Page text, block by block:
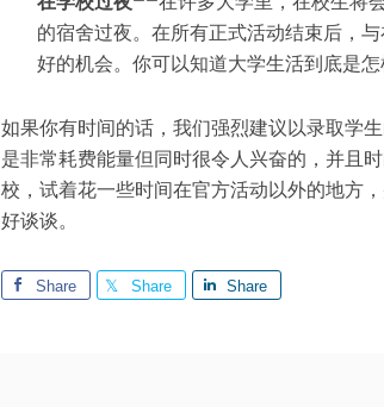
的宿舍过夜。在所有正式活动结束后，
好的机会。你可以知道大学生活到底是
如果你有时间的话，我们强烈建议以录取学
是非常耗费能量但同时很令人兴奋的，并且
校，试着花一些时间在官方活动以外的地方
好谈谈。
Share Share Share